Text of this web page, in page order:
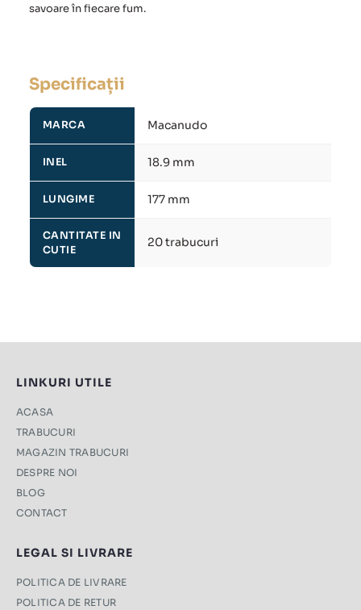
savoare în fiecare fum.
Specificații
MARCA Macanudo
INEL 18.9 mm
LUNGIME 177 mm
CANTITATE IN
CUTIE
20 trabucuri
LINKURI UTILE
ACASA
TRABUCURI
MAGAZIN TRABUCURI
DESPRE NOI
BLOG
CONTACT
LEGAL SI LIVRARE
POLITICA DE LIVRARE
POLITICA DE RETUR